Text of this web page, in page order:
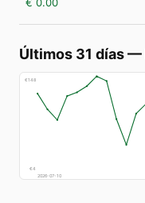
Últimos 31 días—
€148
€4
2026-07-10